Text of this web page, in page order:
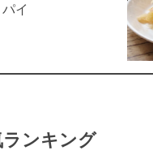
パイ
ンキング